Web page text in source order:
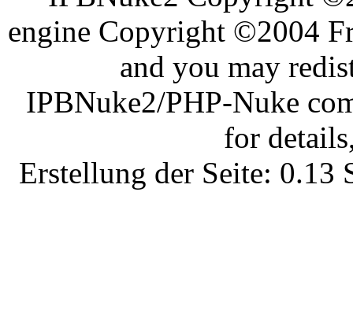
engine Copyright ©2004
and you may
IPBNuke2/PHP-Nuke
for
Erstellung der Seite: 0.13